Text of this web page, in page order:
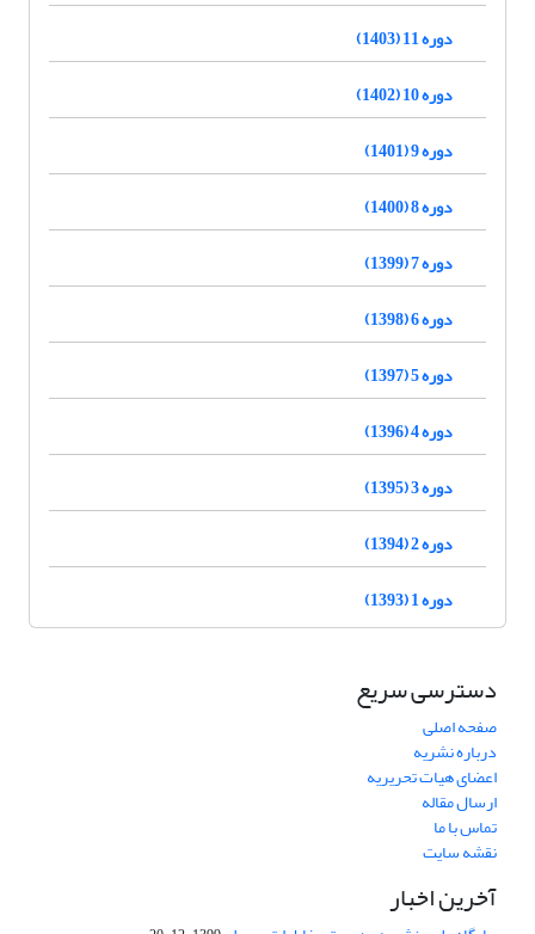
دوره 11 (1403)
دوره 10 (1402)
دوره 9 (1401)
دوره 8 (1400)
دوره 7 (1399)
دوره 6 (1398)
دوره 5 (1397)
دوره 4 (1396)
دوره 3 (1395)
دوره 2 (1394)
دوره 1 (1393)
دسترسی سریع
صفحه اصلی
درباره نشریه
اعضای هیات تحریریه
ارسال مقاله
تماس با ما
نقشه سایت
آخرین اخبار